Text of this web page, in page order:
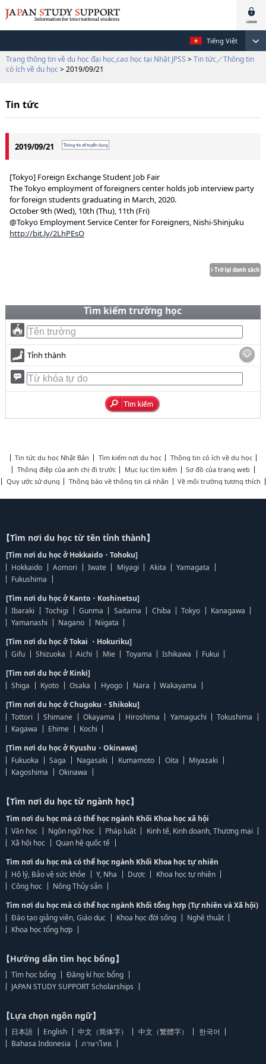
Tiếng Việt
Trang thông tin về du học đại học,cao học tại Nhật JPSS > Tin tức／Thông tin
có ích về du học > 2019/09/21
Tin tức
2019/09/21
[Tokyo] Foreign Exchange Student Job Fair
The Tokyo employment of foreigners center holds job interview party
for foreign students graduating in March, 2020.
October 9th (Wed), 10th (Thu), 11th (Fri)
@Tokyo Employment Service Center for Foreigners, Nishi-Shinjuku
http://bit.ly/2LhPEsO
Tìm kiếm trường học
Tỉnh thành
Tin tức du học Nhật Bản Tìm kiếm nơi du học
Thông tin có ích về du học
Thông điệp của anh chị đi trước
Mục lục tìm kiếm
Sơ đồ của trang web
Quy ước sử dụng
Thông báo về thông tin cá nhân Về môi trường tương thích
【Tìm nơi du học từ tên tỉnh thành】
[Tìm nơi du học ở Hokkaido・Tohoku]
Hokkaido
Aomori Iwate Miyagi Akita
Yamagata
Fukushima
[Tìm nơi du học ở Kanto・Koshinetsu]
Ibaraki
Tochigi Gunma Saitama Chiba Tokyo
Kanagawa
Yamanashi
Nagano
Niigata
[Tìm nơi du học ở Tokai ・Hokuriku]
Gifu
Shizuoka Aichi Mie Toyama Ishikawa
Fukui
[Tìm nơi du học ở Kinki]
Shiga
Kyoto Osaka Hyogo Nara
Wakayama
[Tìm nơi du học ở Chugoku・Shikoku]
Tottori
Shimane Okayama Hiroshima Yamaguchi
Tokushima
Kagawa
Ehime
Kochi
[Tìm nơi du học ở Kyushu・Okinawa]
Fukuoka
Saga Nagasaki Kumamoto Oita
Miyazaki
Kagoshima
Okinawa
【Tìm nơi du học từ ngành học】
Tìm nơi du học mà có thể học ngành Khối Khoa học xã hội
Văn học
Ngôn ngữ học Pháp luật
Kinh tế, Kinh doanh, Thương mại
Xã hội học
Quan hệ quốc tế
Tìm nơi du học mà có thể học ngành Khối Khoa học tự nhiên
Hộ lý, Bảo vệ sức khỏe
Y, Nha Dược
Khoa học tự nhiên
Công học
Nông Thủy sản
Tìm nơi du học mà có thể học ngành Khối tổng hợp (Tự nhiên và Xã hội)
Đào tạo giảng viên, Giáo dục
Khoa học đời sống
Nghệ thuật
Khoa học tổng hợp
【Hướng dẫn tìm học bổng】
Tìm học bổng
Đăng kí học bổng
JAPAN STUDY SUPPORT Scholarships
【Lựa chọn ngôn ngữ】
日本語 English 中文（简体字） 中文（繁體字）
한국어
Bahasa Indonesia
ภาษาไทย